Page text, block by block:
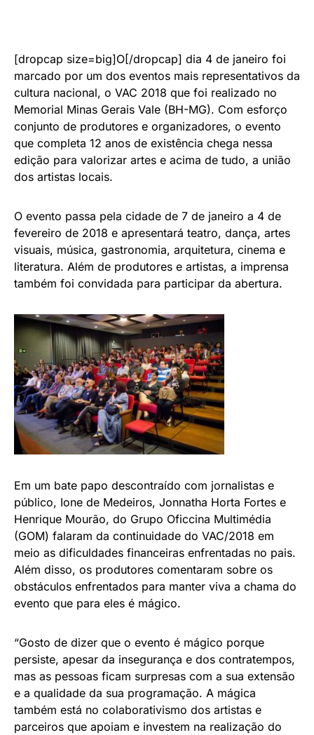
[dropcap size=big]O[/dropcap] dia 4 de janeiro foi
marcado por um dos eventos mais representativos da
cultura nacional, o VAC 2018 que foi realizado no
Memorial Minas Gerais Vale (BH-MG). Com esforço
conjunto de produtores e organizadores, o evento
que completa 12 anos de existência chega nessa
edição para valorizar artes e acima de tudo, a união
dos artistas locais.
O evento passa pela cidade de 7 de janeiro a 4 de
fevereiro de 2018 e apresentará teatro, dança, artes
visuais, música, gastronomia, arquitetura, cinema e
literatura. Além de produtores e artistas, a imprensa
também foi convidada para participar da abertura.
Em um bate papo descontraído com jornalistas e
público, Ione de Medeiros, Jonnatha Horta Fortes e
Henrique Mourão, do Grupo Oficcina Multimédia
(GOM) falaram da continuidade do VAC/2018 em
meio as dificuldades financeiras enfrentadas no pais.
Além disso, os produtores comentaram sobre os
obstáculos enfrentados para manter viva a chama do
evento que para eles é mágico.
“Gosto de dizer que o evento é mágico porque
persiste, apesar da insegurança e dos contratempos,
mas as pessoas ficam surpresas com a sua extensão
e a qualidade da sua programação. A mágica
também está no colaborativismo dos artistas e
parceiros que apoiam e investem na realização do